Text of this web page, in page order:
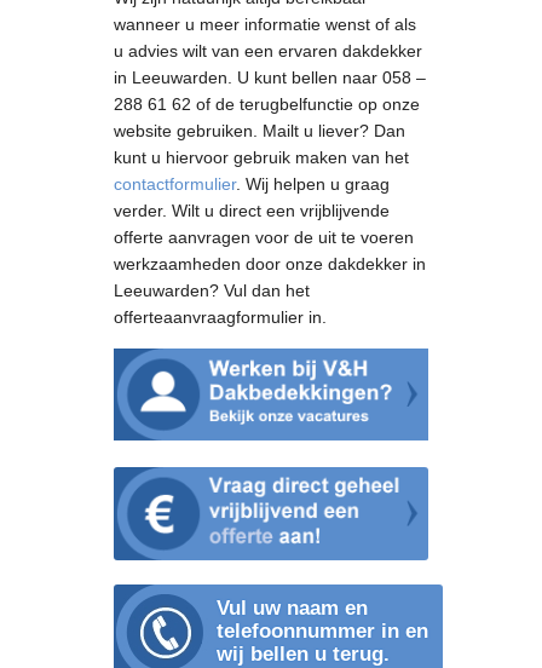
wanneer u meer informatie wenst of als
u advies wilt van een ervaren dakdekker
in Leeuwarden. U kunt bellen naar 058 –
288 61 62 of de terugbelfunctie op onze
website gebruiken. Mailt u liever? Dan
kunt u hiervoor gebruik maken van het
contactformulier. Wij helpen u graag
verder. Wilt u direct een vrijblijvende
offerte aanvragen voor de uit te voeren
werkzaamheden door onze dakdekker in
Leeuwarden? Vul dan het
offerteaanvraagformulier in.
Vul uw naam en
telefoonnummer in en
wij bellen u terug.